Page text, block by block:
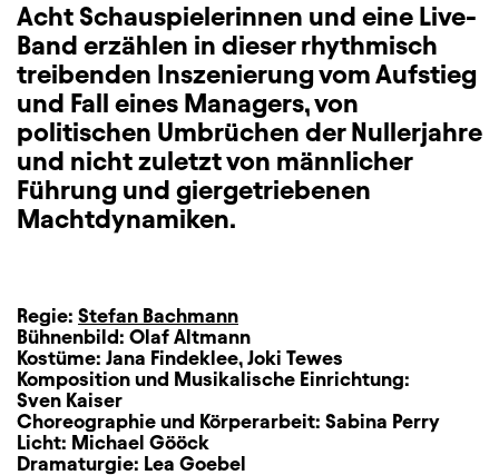
Acht Schauspielerinnen und eine Live-
Band erzählen in dieser rhythmisch
treibenden Inszenierung vom Aufstieg
und Fall eines Managers, von
politischen Umbrüchen der Nullerjahre
und nicht zuletzt von männlicher
Führung und giergetriebenen
Machtdynamiken.
Regie: Stefan Bachmann
Bühnenbild: Olaf Altmann
Kostüme: Jana Findeklee, Joki Tewes
Komposition und Musikalische Einrichtung:
Sven Kaiser
Choreographie und Körperarbeit: Sabina Perry
Licht: Michael Gööck
Dramaturgie: Lea Goebel